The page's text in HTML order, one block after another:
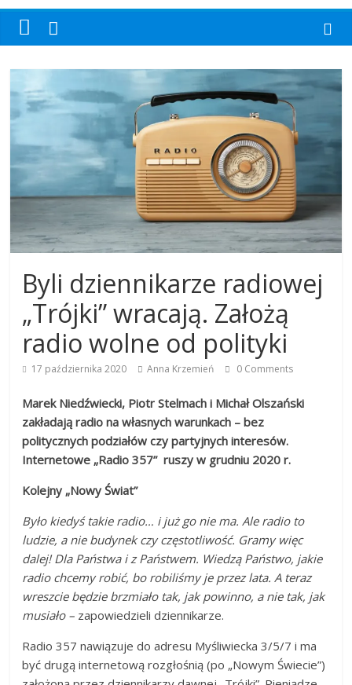
Byli dziennikarze radiowej
„Trójki” wracają. Założą
radio wolne od polityki
17 października 2020 Anna Krzemień 0 Comments
Marek Niedźwiecki, Piotr Stelmach i Michał Olszański
zakładają radio na własnych warunkach – bez
politycznych podziałów czy partyjnych interesów.
Internetowe „Radio 357” ruszy w grudniu 2020 r.
Kolejny „Nowy Świat”
Było kiedyś takie radio… i już go nie ma. Ale radio to
ludzie, a nie budynek czy częstotliwość. Gramy więc
dalej! Dla Państwa i z Państwem. Wiedzą Państwo, jakie
radio chcemy robić, bo robiliśmy je przez lata. A teraz
wreszcie będzie brzmiało tak, jak powinno, a nie tak, jak
musiało – zapowiedzieli dziennikarze.
Radio 357 nawiązuje do adresu Myśliwiecka 3/5/7 i ma
być drugą internetową rozgłośnią (po „Nowym Świecie”)